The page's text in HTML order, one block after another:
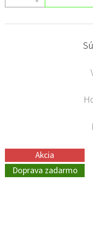
Akcia
Doprava zadarmo